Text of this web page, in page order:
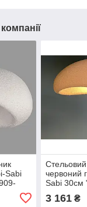
Sabi
Стельовий
червоний
Sabi 30см
(909-
RED)
3 161₴